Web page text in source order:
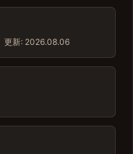
更新: 2026.08.06